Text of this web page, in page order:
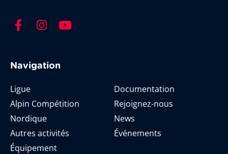
Navigation
Ligue
Alpin Compétition
Nordique
Autres activités
Équipement
Documentation
Rejoignez-nous
News
Événements